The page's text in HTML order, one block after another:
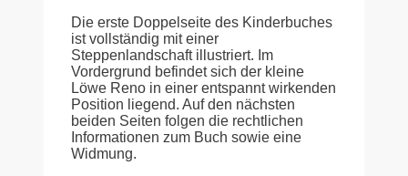
Die erste Doppelseite des Kinderbuches
ist vollständig mit einer
Steppenlandschaft illustriert. Im
Vordergrund befindet sich der kleine
Löwe Reno in einer entspannt wirkenden
Position liegend. Auf den nächsten
beiden Seiten folgen die rechtlichen
Informationen zum Buch sowie eine
Widmung.